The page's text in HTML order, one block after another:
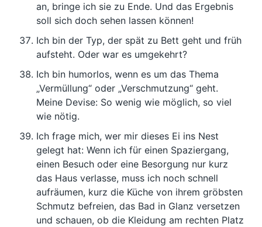
an, bringe ich sie zu Ende. Und das Ergebnis
soll sich doch sehen lassen können!
Ich bin der Typ, der spät zu Bett geht und früh
aufsteht. Oder war es umgekehrt?
Ich bin humorlos, wenn es um das Thema
„Vermüllung“ oder „Verschmutzung“ geht.
Meine Devise: So wenig wie möglich, so viel
wie nötig.
Ich frage mich, wer mir dieses Ei ins Nest
gelegt hat: Wenn ich für einen Spaziergang,
einen Besuch oder eine Besorgung nur kurz
das Haus verlasse, muss ich noch schnell
aufräumen, kurz die Küche von ihrem gröbsten
Schmutz befreien, das Bad in Glanz versetzen
und schauen, ob die Kleidung am rechten Platz